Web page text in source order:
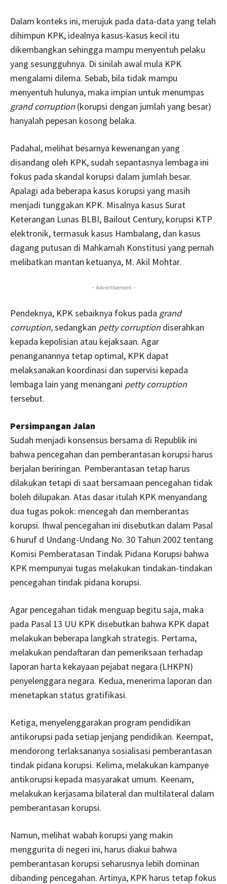
Dalam konteks ini, merujuk pada data-data yang telah
dihimpun KPK, idealnya kasus-kasus kecil itu
dikembangkan sehingga mampu menyentuh pelaku
yang sesungguhnya. Di sinilah awal mula KPK
mengalami dilema. Sebab, bila tidak mampu
menyentuh hulunya, maka impian untuk menumpas
grand corruption (korupsi dengan jumlah yang besar)
hanyalah pepesan kosong belaka.
Padahal, melihat besarnya kewenangan yang
disandang oleh KPK, sudah sepantasnya lembaga ini
fokus pada skandal korupsi dalam jumlah besar.
Apalagi ada beberapa kasus korupsi yang masih
menjadi tunggakan KPK. Misalnya kasus Surat
Keterangan Lunas BLBI, Bailout Century, korupsi KTP
elektronik, termasuk kasus Hambalang, dan kasus
dagang putusan di Mahkamah Konstitusi yang pernah
melibatkan mantan ketuanya, M. Akil Mohtar.
- Advertisement -
Pendeknya, KPK sebaiknya fokus pada grand
corruption,sedangkan petty corruption diserahkan
kepada kepolisian atau kejaksaan. Agar
penanganannya tetap optimal, KPK dapat
melaksanakan koordinasi dan supervisi kepada
lembaga lain yang menangani petty corruption
tersebut.
Persimpangan Jalan
Sudah menjadi konsensus bersama di Republik ini
bahwa pencegahan dan pemberantasan korupsi harus
berjalan beriringan. Pemberantasan tetap harus
dilakukan tetapi di saat bersamaan pencegahan tidak
boleh dilupakan. Atas dasar itulah KPK menyandang
dua tugas pokok: mencegah dan memberantas
korupsi. Ihwal pencegahan ini disebutkan dalam Pasal
6 huruf d Undang-Undang No. 30 Tahun 2002 tentang
Komisi Pemberatasan Tindak Pidana Korupsi bahwa
KPK mempunyai tugas melakukan tindakan-tindakan
pencegahan tindak pidana korupsi.
Agar pencegahan tidak menguap begitu saja, maka
pada Pasal 13 UU KPK disebutkan bahwa KPK dapat
melakukan beberapa langkah strategis. Pertama,
melakukan pendaftaran dan pemeriksaan terhadap
laporan harta kekayaan pejabat negara (LHKPN)
penyelenggara negara. Kedua, menerima laporan dan
menetapkan status gratifikasi.
Ketiga, menyelenggarakan program pendidikan
antikorupsi pada setiap jenjang pendidikan. Keempat,
mendorong terlaksananya sosialisasi pemberantasan
tindak pidana korupsi. Kelima, melakukan kampanye
antikorupsi kepada masyarakat umum. Keenam,
melakukan kerjasama bilateral dan multilateral dalam
pemberantasan korupsi.
Namun, melihat wabah korupsi yang makin
menggurita di negeri ini, harus diakui bahwa
pemberantasan korupsi seharusnya lebih dominan
dibanding pencegahan. Artinya, KPK harus tetap fokus